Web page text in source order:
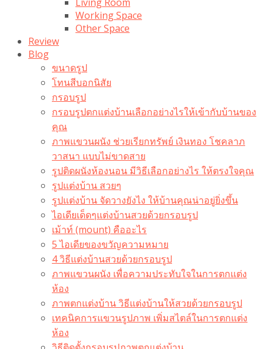
Working Space
Other Space
Review
Blog
ขนาดรูป
โทนสีบอกนิสัย
กรอบรูป
กรอบรูปตกแต่งบ้านเลือกอย่างไรให้เข้ากับบ้านของ
คุณ
ภาพแขวนผนัง ช่วยเรียกทรัพย์ เงินทอง โชคลาภ
วาสนา แบบไม่ขาดสาย
รูปติดผนังห้องนอน มีวิธีเลือกอย่างไร ให้ตรงใจคุณ
รูปแต่งบ้าน สวยๆ
รูปแต่งบ้าน จัดวางยังไง ให้บ้านคุณน่าอยู่ยิ่งขึ้น
ไอเดียเด็ดๆแต่งบ้านสวยด้วยกรอบรูป
เม้าท์ (mount) คืออะไร​
5 ไอเดียของขวัญความหมาย
4 วิธีแต่งบ้านสวยด้วยกรอบรูป
ภาพแขวนผนัง เพื่อความประทับใจในการตกแต่ง
ห้อง
ภาพตกแต่งบ้าน วิธีแต่งบ้านให้สวยด้วยกรอบรูป
เทคนิคการแขวนรูปภาพ เพิ่มสไตล์ในการตกแต่ง
ห้อง